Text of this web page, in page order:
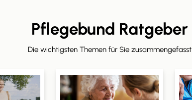
Pflegebund Ratgeber
Die wichtigsten Themen für Sie zusammengefasst